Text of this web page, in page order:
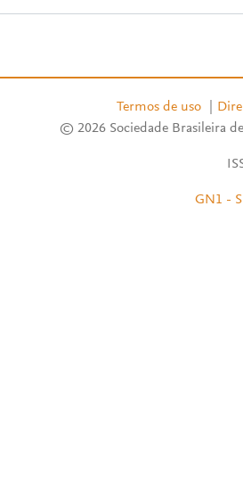
Termos de uso
© 2026 Sociedade Brasileira
GN1 -